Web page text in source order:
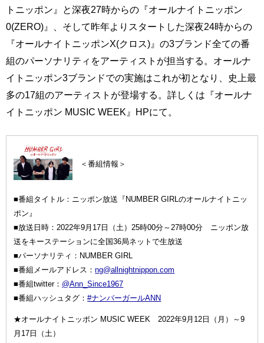
トニッポン』と深夜27時からの『オールナイトニッポン
0(ZERO)』、そして昨年よりスタートした深夜24時からの
『オールナイトニッポンX(クロス)』の3ブランド全ての番
組のパーソナリティをアーティストが担当する。オールナ
イトニッポン3ブランドでの実施はこれが初となり、史上最
多の17組のアーティストが登場する。詳しくは『オールナ
イトニッポン MUSIC WEEK』HPにて。
＜番組情報＞
■番組タイトル：ニッポン放送『NUMBER GIRLのオールナイトニッ
ポン』
■放送日時：2022年9月17日（土）25時00分～27時00分 ニッポン放
送をキーステーションに全国36局ネットで生放送
■パーソナリティ：NUMBER GIRL
■番組メールアドレス：ng@allnightnippon.com
■番組twitter： @Ann_Since1967
■番組ハッシュタグ：#ナンバーガールANN
★オールナイトニッポン MUSIC WEEK 2022年9月12日（月）～9
月17日（土）